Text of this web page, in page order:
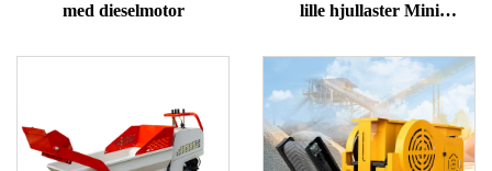
med dieselmotor
lille hjullaster Mini